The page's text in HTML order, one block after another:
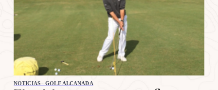
NOTICIAS - GOLF ALCANADA